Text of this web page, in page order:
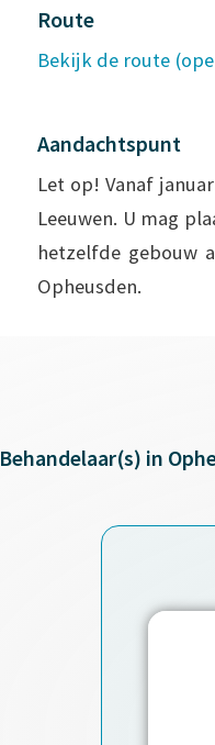
Route
Bekijk de route
Aandachtspunt
Let op! Vanaf
Leeuwen. U mag
hetzelfde gebouw
Opheusden.
Behandelaar(s) in